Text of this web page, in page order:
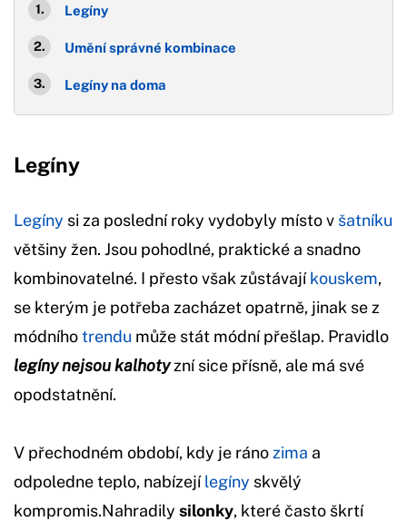
Legíny
Umění správné kombinace
Legíny na doma
Legíny
Legíny si za poslední roky vydobyly místo v šatníku
většiny žen. Jsou pohodlné, praktické a snadno
kombinovatelné. I přesto však zůstávajíkouskem,
se kterým je potřeba zacházet opatrně, jinak se z
módníhotrendu může stát módní přešlap. Pravidlo
legíny nejsou kalhotyzní sice přísně, ale má své
opodstatnění.
V přechodném období, kdy je ráno zima a
odpoledne teplo, nabízejílegíny skvělý
kompromis.Nahradily silonky, které často škrtí